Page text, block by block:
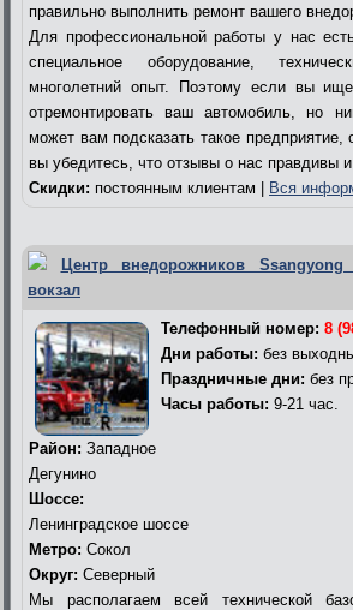
правильно выполнить ремонт вашего
Для профессиональной работы у нас
специальное оборудование,
многолетний опыт. Поэтому если вы
отремонтировать ваш автомобиль, но
может вам подсказать такое
вы убедитесь, что отзывы о нас правдивы
Скидки: постоянным клиентам | Вся
Центр внедорожников
вокзал
Телефонный номер: 8
Дни работы: без
Праздничные дни: без
Часы работы: 9-21 час.
Район: Западное
Дегунино
Шоссе:
Ленинградское шоссе
Метро: Сокол
Округ: Северный
Мы располагаем всей технической